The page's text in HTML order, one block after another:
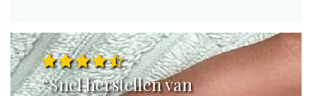
“Snel herstellen van